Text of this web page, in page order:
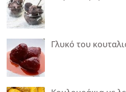
Γλυκό του